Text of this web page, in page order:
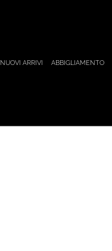
NUOVI ARRIVI ABBIGLIAMENTO